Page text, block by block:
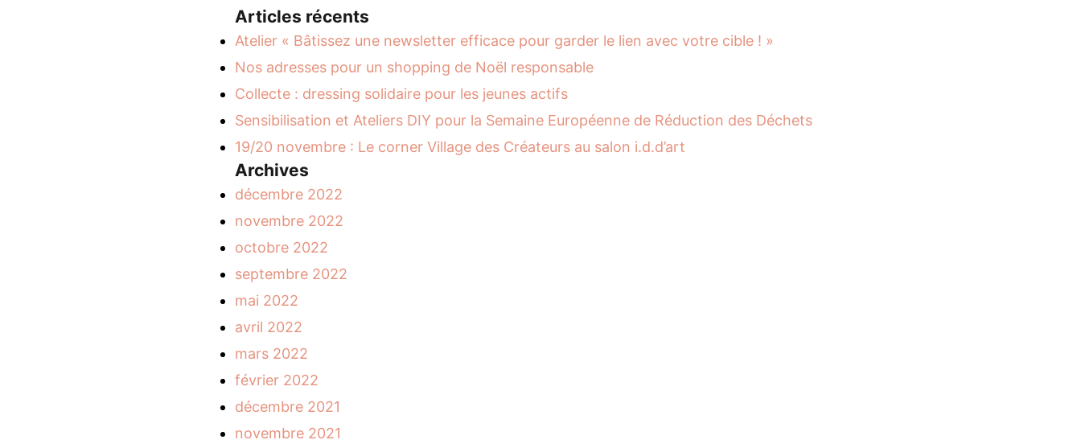
Articles récents
Atelier « Bâtissez une newsletter efficace pour garder le lien avec votre cible ! »
Nos adresses pour un shopping de Noël responsable
Collecte : dressing solidaire pour les jeunes actifs
Sensibilisation et Ateliers DIY pour la Semaine Européenne de Réduction des Déchets
19/20 novembre : Le corner Village des Créateurs au salon i.d.d’art
Archives
décembre 2022
novembre 2022
octobre 2022
septembre 2022
mai 2022
avril 2022
mars 2022
février 2022
décembre 2021
novembre 2021